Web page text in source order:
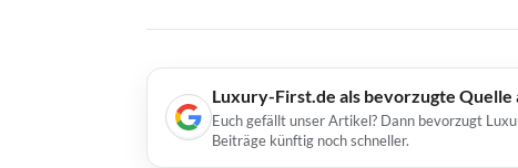
Luxury-First.de als bevorzugte Quelle
Euch gefällt unser Artikel? Dann bevorzugt
Beiträge künftig noch schneller.